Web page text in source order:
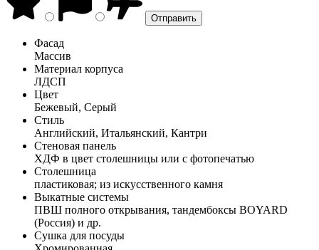
Фасад
Массив
Материал корпуса
ЛДСП
Цвет
Бежевый, Серый
Стиль
Английский, Итальянский, Кантри
Стеновая панель
ХДФ в цвет столешницы или с фотопечатью
Столешница
пластиковая; из искусственного камня
Выкатные системы
ПВШ полного открывания, тандембоксы BOYARD
(Россия) и др.
Сушка для посуды